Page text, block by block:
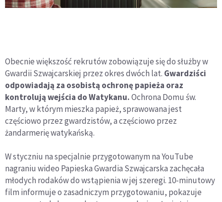
Obecnie większość rekrutów zobowiązuje się do służby w
Gwardii Szwajcarskiej przez okres dwóch lat. Gwardziści
odpowiadają za osobistą ochronę papieża oraz
kontrolują wejścia do Watykanu.Ochrona Domu św.
Marty, w którym mieszka papież, sprawowana jest
częściowo przez gwardzistów, a częściowo przez
żandarmerię watykańską.
W styczniu na specjalnie przygotowanym na YouTube
nagraniu wideo Papieska Gwardia Szwajcarska zachęcała
młodych rodaków do wstąpienia w jej szeregi. 10-minutowy
film informuje o zasadniczym przygotowaniu, pokazuje